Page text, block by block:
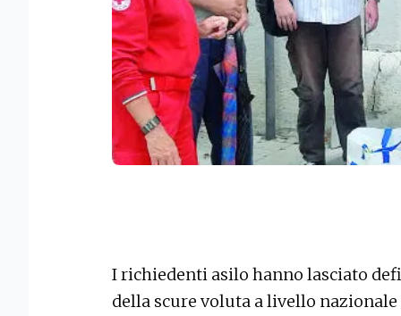
I richiedenti asilo hanno lasciato
della scure voluta a livello